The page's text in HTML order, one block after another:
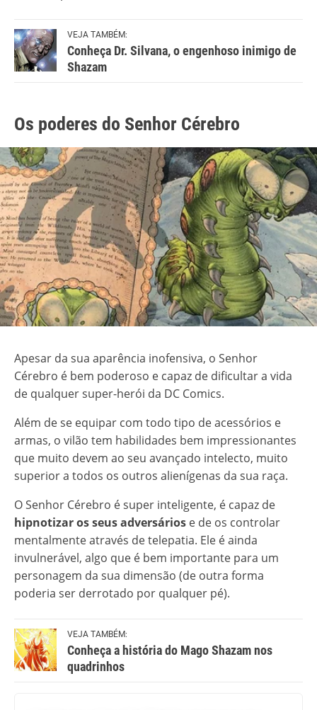
VEJA TAMBÉM:
Conheça Dr. Silvana, o engenhoso inimigo de
Shazam
Os poderes do Senhor Cérebro
Apesar da sua aparência inofensiva, o Senhor
Cérebro é bem poderoso e capaz de dificultar a vida
de qualquer super-herói da DC Comics.
Além de se equipar com todo tipo de acessórios e
armas, o vilão tem habilidades bem impressionantes
que muito devem ao seu avançado intelecto, muito
superior a todos os outros alienígenas da sua raça.
O Senhor Cérebro é super inteligente, é capaz de
hipnotizar os seus adversários e de os controlar
mentalmente através de telepatia. Ele é ainda
invulnerável, algo que é bem importante para um
personagem da sua dimensão (de outra forma
poderia ser derrotado por qualquer pé).
VEJA TAMBÉM:
Conheça a história do Mago Shazam nos
quadrinhos